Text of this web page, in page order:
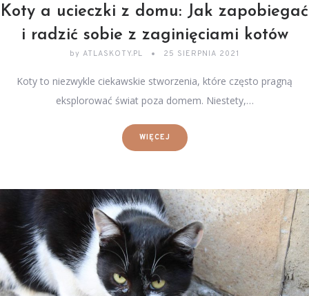
Koty a ucieczki z domu: Jak zapobiegać
i radzić sobie z zaginięciami kotów
by ATLASKOTY.PL 25 SIERPNIA 2021
Koty to niezwykle ciekawskie stworzenia, które często pragną
eksplorować świat poza domem. Niestety,…
WIĘCEJ